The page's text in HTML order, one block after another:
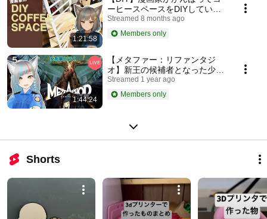
1:21:58
ーヒースペースをDIYしていく
よ【女刑事実況】
Streamed 8 months ago
Members only
1:44:24
【メタファー：リファンタジ
オ】新王の候補者となった少年
の運命を描くファンタジーRPG
を見回りするよ！メタファー展
行って来た【女刑事実況】生配
Streamed 1 year ago
Members only
Shorts